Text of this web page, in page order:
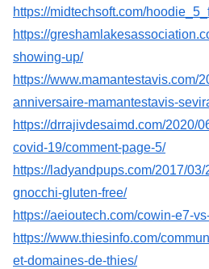
https://midtechsoft.com/
https://
showing-up/
https://www.mamantestavis.com/
anniversaire-mamantestavis-
https://drrajivdesaimd.com/2020/
covid-19/comment-page-5/
https://ladyandpups.com/2017/
gnocchi-gluten-free/
https://aeioutech.com/cowin-e7-
https://www.thiesinfo.com/
et-domaines-de-thies/